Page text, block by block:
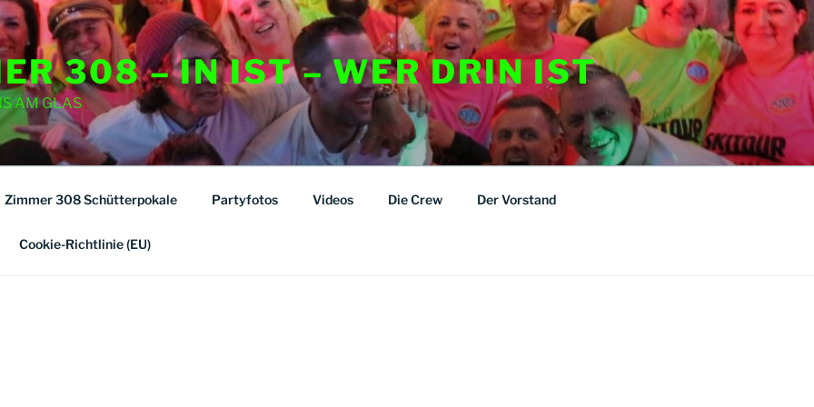
308 – IN IST – WER DRIN IST
AM GLAS
Zimmer 308 Schütterpokale Partyfotos Videos Die Crew Der Vorstand
Cookie-Richtlinie (EU)